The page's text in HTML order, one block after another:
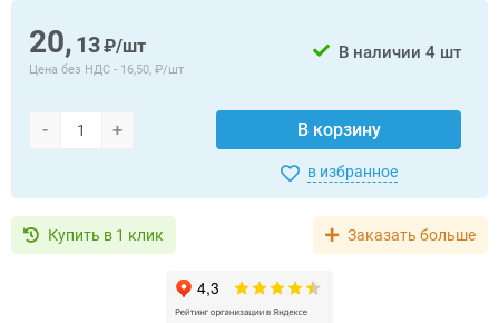
20, 13₽/шт
Цена без НДС - 16,50, ₽/шт
В наличии 4 шт
- + В корзину
в избранное
Купить в 1 клик Заказать больше